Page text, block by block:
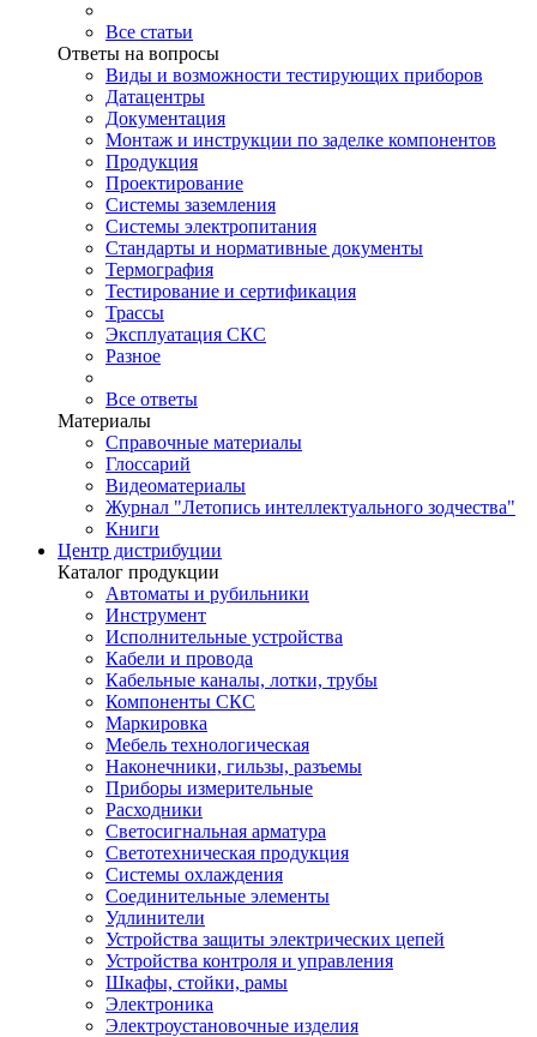
Все статьи
Ответы на вопросы
Виды и возможности тестирующих приборов
Датацентры
Документация
Монтаж и инструкции по заделке компонентов
Продукция
Проектирование
Системы заземления
Системы электропитания
Стандарты и нормативные документы
Термография
Тестирование и сертификация
Трассы
Эксплуатация СКС
Разное
Все ответы
Материалы
Справочные материалы
Глоссарий
Видеоматериалы
Журнал "Летопись интеллектуального зодчества"
Книги
Центр дистрибуции
Каталог продукции
Автоматы и рубильники
Инструмент
Исполнительные устройства
Кабели и провода
Кабельные каналы, лотки, трубы
Компоненты СКС
Маркировка
Мебель технологическая
Наконечники, гильзы, разъемы
Приборы измерительные
Расходники
Светосигнальная арматура
Светотехническая продукция
Системы охлаждения
Соединительные элементы
Удлинители
Устройства защиты электрических цепей
Устройства контроля и управления
Шкафы, стойки, рамы
Электроника
Электроустановочные изделия